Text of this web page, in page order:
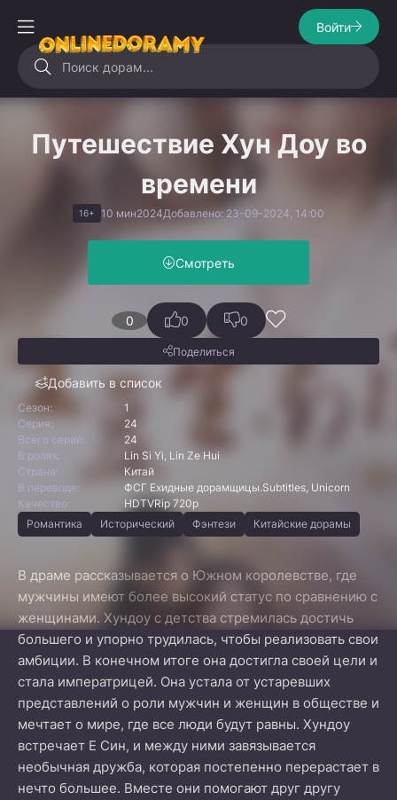
Войти
Путешествие Хун Доу во
времени
16+ 10 мин2024Добавлено: 23-09-2024, 14:00
Смотреть
0
Добавить в список
0 0
Поделиться
Сезон:
1
Серия:
24
Всего серий:
24
В ролях:
Lin Si Yi, Lin Ze Hui
Страна:
Китай
В переводе:
ФСГ Ехидные дорамщицы.Subtitles, Unicorn
Качество:
HDTVRip 720p
Романтика
Исторический Фэнтези Китайские дорамы
В драме рассказывается о Южном королевстве, где
мужчины имеют более высокий статус по сравнению с
женщинами. Хундоу с детства стремилась достичь
большего и упорно трудилась, чтобы реализовать свои
амбиции. В конечном итоге она достигла своей цели и
стала императрицей. Она устала от устаревших
представлений о роли мужчин и женщин в обществе и
мечтает о мире, где все люди будут равны. Хундоу
встречает Е Син, и между ними завязывается
необычная дружба, которая постепенно перерастает в
нечто большее. Вместе они помогают друг другу